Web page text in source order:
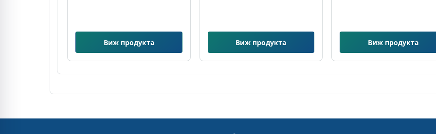
Виж продукта Виж продукта Виж продукта